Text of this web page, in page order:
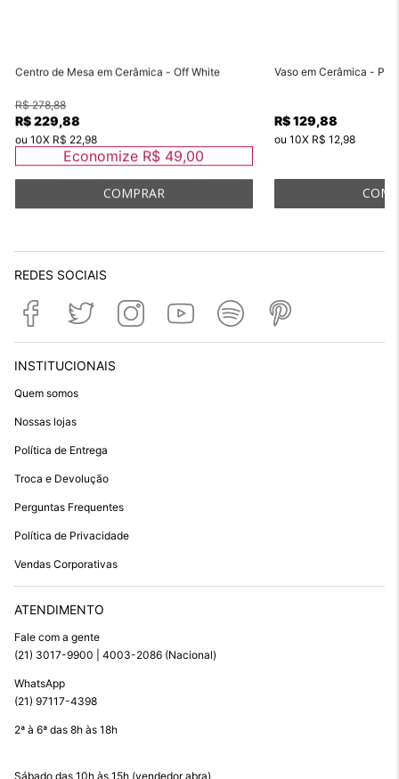
Centro de Mesa em Cerâmica - Off White
R$ 278,88
R$ 229,88
ou 10X R$ 22,98
Economize R$ 49,00
Vaso em Cerâmica - P
R$ 129,88
ou10X R$ 12,98
REDES SOCIAIS
INSTITUCIONAIS
Quem somos
Nossas lojas
Política de Entrega
Troca e Devolução
Perguntas Frequentes
Política de Privacidade
Vendas Corporativas
ATENDIMENTO
Fale com a gente
(21) 3017-9900 | 4003-2086 (Nacional)
WhatsApp
(21) 97117-4398
2ª à 6ª das 8h às 18h
Sábado das 10h às 15h (vendedor abra)